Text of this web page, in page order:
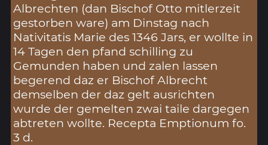
Albrechten (dan Bischof Otto mitlerzeit
gestorben ware) am Dinstag nach
Nativitatis Marie des 1346 Jars, er wollte in
14 Tagen den pfand schilling zu
Gemunden haben und zalen lassen
begerend daz er Bischof Albrecht
demselben der daz gelt ausrichten
wurde der gemelten zwai taile dargegen
abtreten wollte. Recepta Emptionum fo.
3 d.